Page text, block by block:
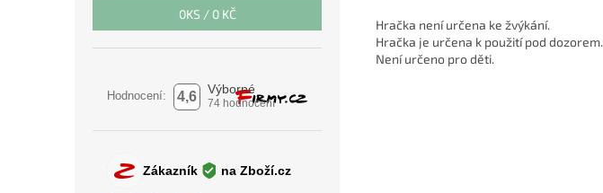
0KS / 0 KČ
Hračka není určena ke žvýkání.
Hračka je určena k použití pod dozorem.
Není určeno pro děti.